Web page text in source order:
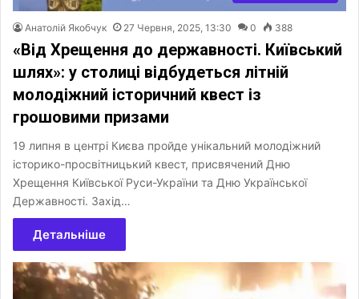
Анатолій Якобчук 27 Червня, 2025, 13:30 0 388
«Від Хрещення до державності. Київський
шлях»: у столиці відбудеться літній
молодіжний історичний квест із
грошовими призами
19 липня в центрі Києва пройде унікальний молодіжний
історико-просвітницький квест, присвячений Дню
Хрещення Київської Руси-України та Дню Української
Державності. Захід…
Детальніше